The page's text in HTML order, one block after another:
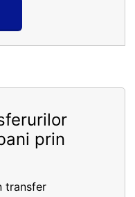
prin
transfer